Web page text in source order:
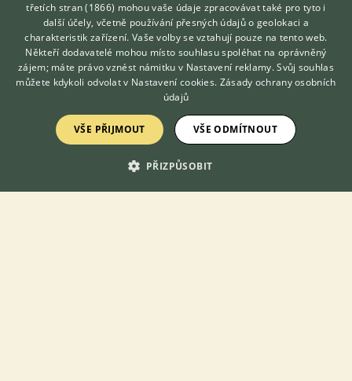
Dobrý den, nabízím mladé mnohonožky Antheromorpha
uncinata (růžová varianta, odchov duben 2026) a Isopody
Cubaris ,,Pak Chong" a Cubaris ,,Panda King”. 🎀 Antheromorpha
uncinata 1ks … 200 Kč 🐼...
5.8.2026 19:22
Hledáte zvířecího kamaráda?
Zdarma vám poradí
VETERINÁŘ ONLINE
KONZULTOVAT S
VETERINÁŘEM
třetích stran (1866) mohou vaše údaje zpracovávat také pro tyto i
další účely, včetně používání přesných údajů o geolokaci a
charakteristik zařízení. Vaše volby se vztahují pouze na tento web.
Někteří dodavatelé mohou místo souhlasu spoléhat na oprávněný
zájem; máte právo vznést námitku v Nastavení reklamy. Svůj souhlas
můžete kdykoli odvolat v Nastavení cookies. Zásady ochrany osobních
údajů
VŠE PŘIJMOUT VŠE ODMÍTNOUT
PŘIZPŮSOBIT